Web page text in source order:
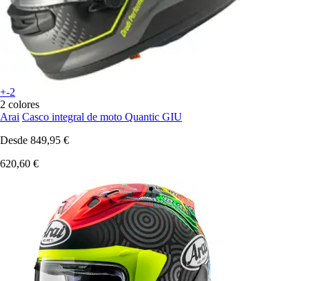
+-2
2 colores
Arai Casco integral de moto Quantic GIU
Desde 849,95 €
620,60 €